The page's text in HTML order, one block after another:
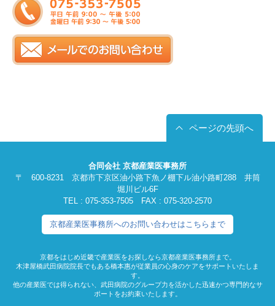
ページの先頭へ
合同会社 京都産業医事務所
〒 600-8231 京都市下京区油小路下魚ノ棚下ル油小路町288 井筒
堀川ビル6F
TEL : 075-353-7505 FAX : 075-320-2570
京都産業医事務所へのお問い合わせはこちらまで
京都をはじめ近畿で産業医をお探しなら京都産業医事務所まで。
木津屋橋武田病院院長でもある橋本惠が従業員の心身のケアをサポートいたしま
す。
他の産業医では得られない、武田病院のグループ力を活かした迅速かつ専門的なサ
ポートをお約束いたします。